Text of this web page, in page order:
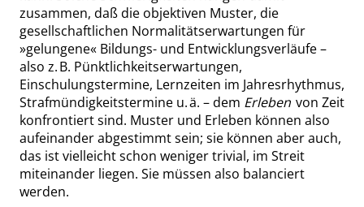
zusammen, daß die objektiven Muster, die
gesellschaftlichen Normalitätserwartungen für
»gelungene« Bildungs- und Entwicklungsverläufe –
also z. B. Pünktlichkeitserwartungen,
Einschulungstermine, Lernzeiten im Jahresrhythmus,
Strafmündigkeitstermine u. ä. – dem Erleben von Zeit
konfrontiert sind. Muster und Erleben können also
aufeinander abgestimmt sein; sie können aber auch,
das ist vielleicht schon weniger trivial, im Streit
miteinander liegen. Sie müssen also balanciert
werden.